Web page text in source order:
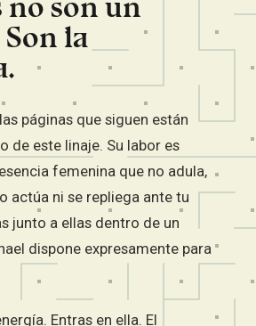
la
páginas que siguen están
de este linaje. Su labor es
femenina que no adula,
actúa ni se repliega ante tu
junto a ellas dentro de un
dispone expresamente para
Entras en ella. El